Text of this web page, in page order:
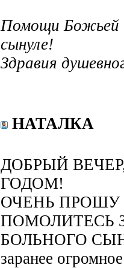
Помощи Божьей
сынуле!
Здравия
НАТАЛКА
ДОБРЫЙ
ГОДОМ!
ОЧЕНЬ ПРОШУ
ПОМОЛИТЕСЬ
БОЛЬНОГО
заранее